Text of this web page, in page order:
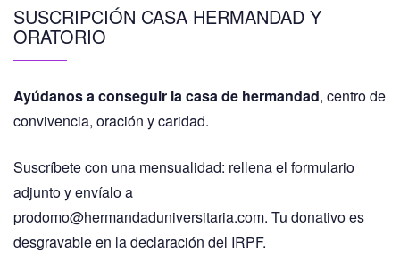
SUSCRIPCIÓN CASA HERMANDAD Y
ORATORIO
Ayúdanos a conseguir la casa de hermandad, centro de
convivencia, oración y caridad.
Suscríbete con una mensualidad: rellena el formulario
adjunto y envíalo a
prodomo@hermandaduniversitaria.com. Tu donativo es
desgravable en la declaración del IRPF.